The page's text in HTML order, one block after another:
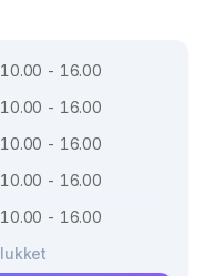
10.00 - 16.00
10.00 - 16.00
10.00 - 16.00
10.00 - 16.00
10.00 - 16.00
lukket